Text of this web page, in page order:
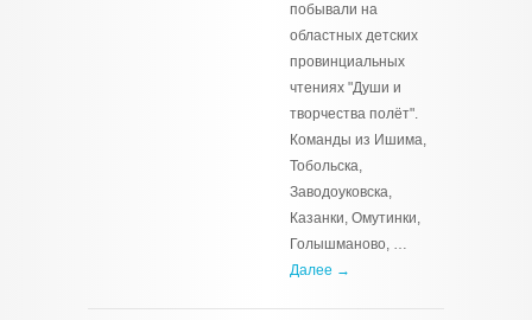
побывали на
областных детских
провинциальных
чтениях "Души и
творчества полёт".
Команды из Ишима,
Тобольска,
Заводоуковска,
Казанки, Омутинки,
Голышманово, …
Далее →